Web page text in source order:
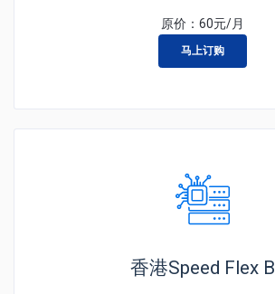
原价： 60元/月
马上订购
香港Speed Flex B